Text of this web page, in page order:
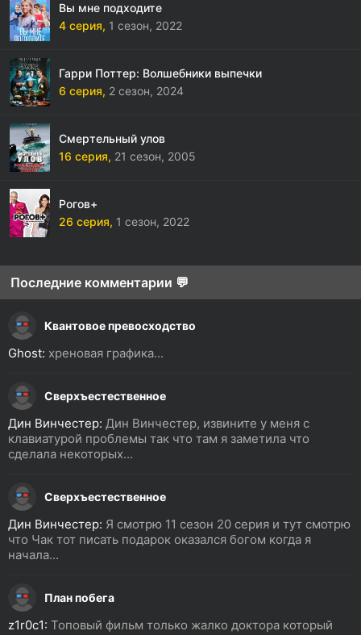
Вы мне подходите
4 серия, 1 сезон, 2022
Гарри Поттер: Волшебники выпечки
6 серия, 2 сезон, 2024
Смертельный улов
16 серия, 21 сезон, 2005
Рогов+
26 серия, 1 сезон, 2022
Последние комментарии 💬
Квантовое превосходство
Ghost: хреновая графика...
Сверхъестественное
Дин Винчестер: Дин Винчестер, извините у меня с
клавиатурой проблемы так что там я заметила что
сделала некоторых...
Сверхъестественное
Дин Винчестер: Я смотрю 11 сезон 20 серия и тут смотрю
что Чак тот писать подарок оказался богом когда я
начала...
План побега
z1r0c1: Топовый фильм только жалко доктора который